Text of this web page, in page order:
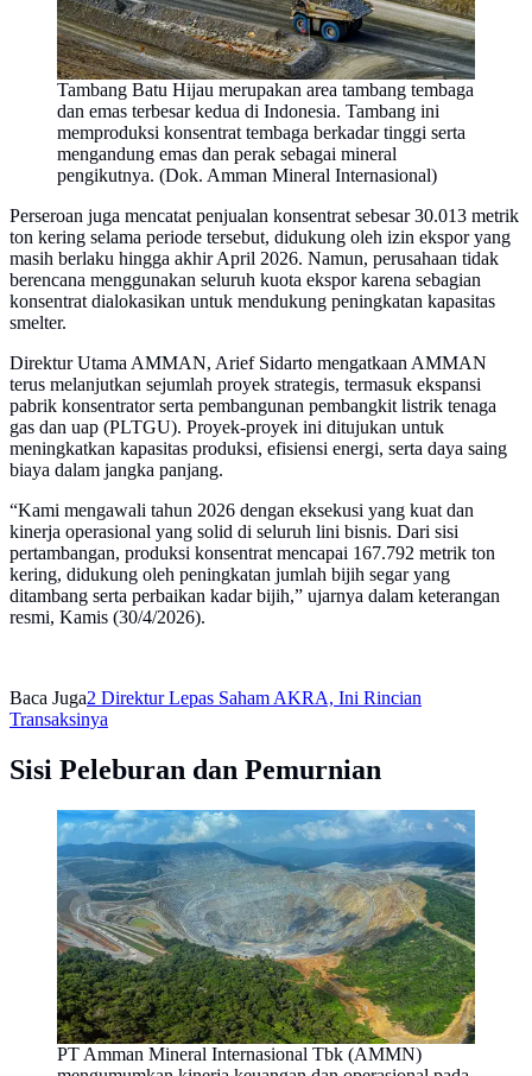
Tambang Batu Hijau merupakan area tambang tembaga
dan emas terbesar kedua di Indonesia. Tambang ini
memproduksi konsentrat tembaga berkadar tinggi serta
mengandung emas dan perak sebagai mineral
pengikutnya. (Dok. Amman Mineral Internasional)
Perseroan juga mencatat penjualan konsentrat sebesar 30.013 metrik
ton kering selama periode tersebut, didukung oleh izin ekspor yang
masih berlaku hingga akhir April 2026. Namun, perusahaan tidak
berencana menggunakan seluruh kuota ekspor karena sebagian
konsentrat dialokasikan untuk mendukung peningkatan kapasitas
smelter.
Direktur Utama AMMAN, Arief Sidarto mengatkaan AMMAN
terus melanjutkan sejumlah proyek strategis, termasuk ekspansi
pabrik konsentrator serta pembangunan pembangkit listrik tenaga
gas dan uap (PLTGU). Proyek-proyek ini ditujukan untuk
meningkatkan kapasitas produksi, efisiensi energi, serta daya saing
biaya dalam jangka panjang.
“Kami mengawali tahun 2026 dengan eksekusi yang kuat dan
kinerja operasional yang solid di seluruh lini bisnis. Dari sisi
pertambangan, produksi konsentrat mencapai 167.792 metrik ton
kering, didukung oleh peningkatan jumlah bijih segar yang
ditambang serta perbaikan kadar bijih,” ujarnya dalam keterangan
resmi, Kamis (30/4/2026).
Baca Juga2 Direktur Lepas Saham AKRA, Ini Rincian
Transaksinya
Sisi Peleburan dan Pemurnian
PT Amman Mineral Internasional Tbk (AMMN)